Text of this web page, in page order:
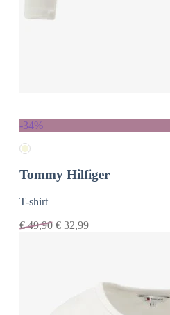
-34%
Tommy Hilfiger
T-shirt
€49,90 € 32,99